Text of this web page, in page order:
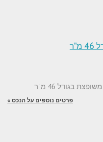
פרטים נוספים על הנכס »